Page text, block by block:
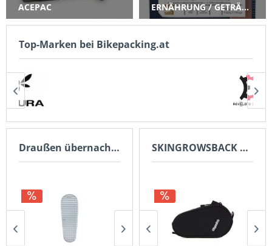
ERNÄHRUNG / GETRÄNKE
Draußen übernachten
TIPP!
Top-Marken bei Bikepacking.at
SKINGROWSBACK Australia SALE
ACEPAC